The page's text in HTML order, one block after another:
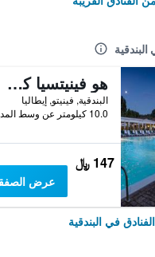
هو فينيتسيا كامبنج إن تاون
البندقية, فينيتو, إيطاليا
10.0 كيلومتر عن وسط المدينة
147 ﷼
عرض
في البندقية